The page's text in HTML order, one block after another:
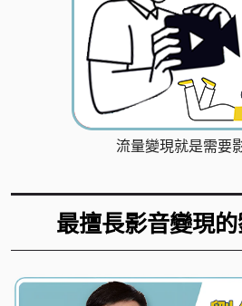
流量變現就是需要
最擅長影音變現的